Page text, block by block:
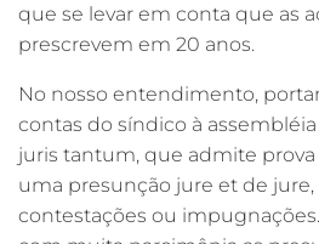
que se levar em conta que as
prescrevem em 20 anos.
No nosso entendimento,
contas do síndico à
juris tantum, que admite prova
uma presunção jure et de
contestações ou